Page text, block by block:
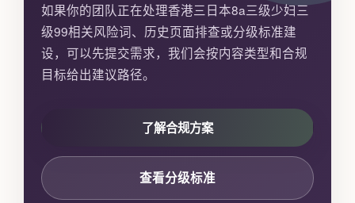
如果你的团队正在处理香港三日本8a三级少妇三
级99相关风险词、历史页面排查或分级标准建
设，可以先提交需求，我们会按内容类型和合规
目标给出建议路径。
了解合规方案
查看分级标准